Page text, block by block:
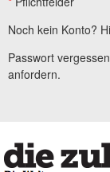
Noch kein Konto?
Passwort
anfordern.